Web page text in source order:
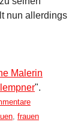
nun allerdings
Malerin
".
frauen